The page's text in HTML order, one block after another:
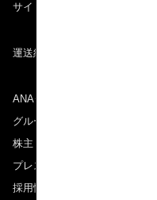
サイトマップ
運送約款
ANAグループについて
グループ企業一覧
株主・投資家情報
プレスリリース
採用情報